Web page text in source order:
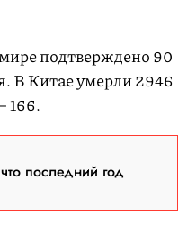
подтверждено 90
В Китае умерли 2946
166.
последний год